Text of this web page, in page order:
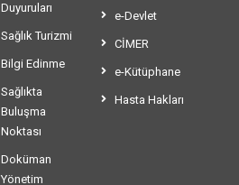
Duyuruları
Sağlık Turizmi
Bilgi Edinme
Sağlıkta
Buluşma
Noktası
Doküman
Yönetim
e-Devlet
CİMER
e-Kütüphane
Hasta Hakları